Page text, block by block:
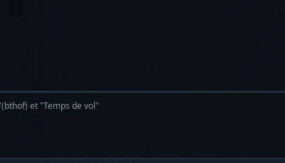
et "Temps de vol"